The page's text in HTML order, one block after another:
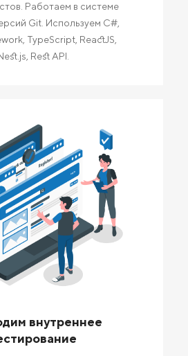
Работаем в системе
Git. Используем C#,
TypeScript, ReactJS,
Rest API.
внутреннее